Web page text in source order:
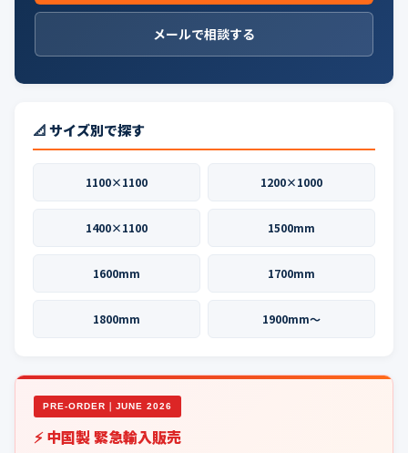
メールで相談する
📐 サイズ別で探す
1100×1100 1200×1000
1400×1100 1500mm
1600mm 1700mm
1800mm 1900mm〜
PRE-ORDER｜JUNE 2026
⚡ 中国製 緊急輸入販売